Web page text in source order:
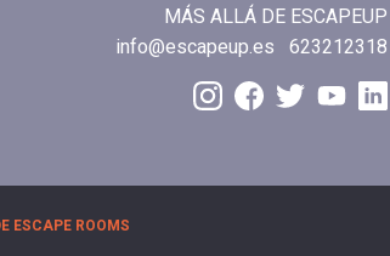
MÁS ALLÁ DE ESCAPEUP
info@escapeup.es 623212318
ESCAPE ROOMS